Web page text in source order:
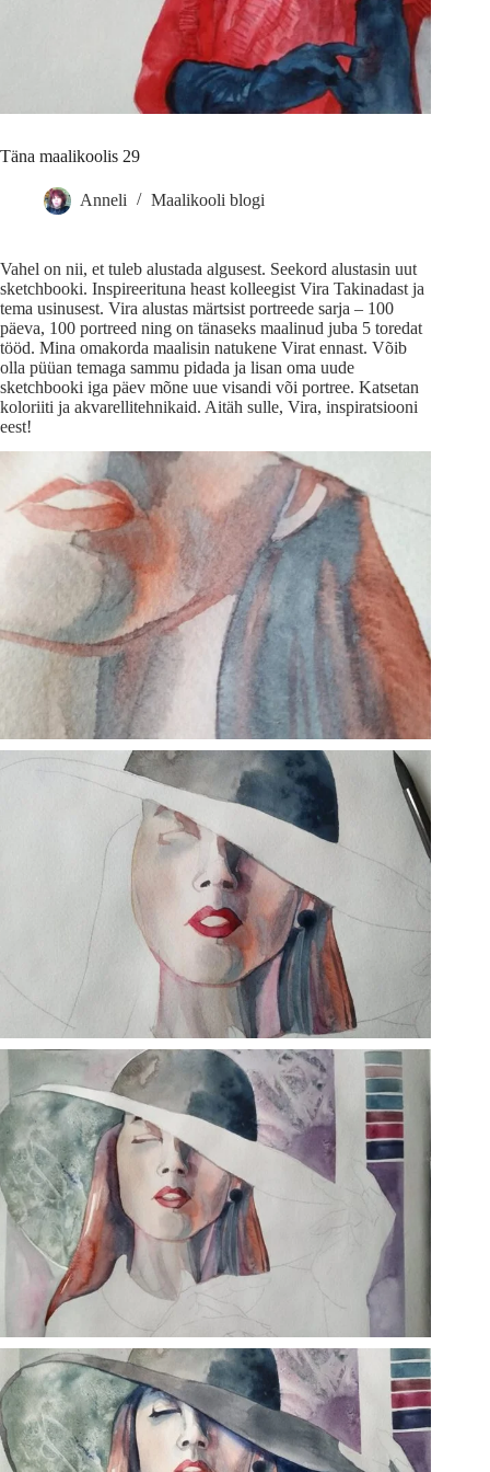
Täna maalikoolis 29
Anneli Maalikooli blogi
Vahel on nii, et tuleb alustada algusest. Seekord alustasin uut
sketchbooki. Inspireerituna heast kolleegist Vira Takinadast ja
tema usinusest. Vira alustas märtsist portreede sarja – 100
päeva, 100 portreed ning on tänaseks maalinud juba 5 toredat
tööd. Mina omakorda maalisin natukene Virat ennast. Võib
olla püüan temaga sammu pidada ja lisan oma uude
sketchbooki iga päev mõne uue visandi või portree. Katsetan
koloriiti ja akvarellitehnikaid. Aitäh sulle, Vira, inspiratsiooni
eest!